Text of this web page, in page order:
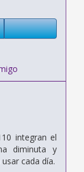
integran el
diminuta y
cada día.